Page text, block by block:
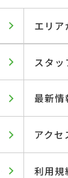
エリア
スタッ
最新情
アクセ
利用規